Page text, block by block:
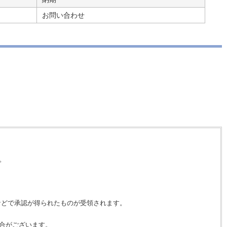
お問い合わせ
承認が得られたものが受領されます。
ございます。